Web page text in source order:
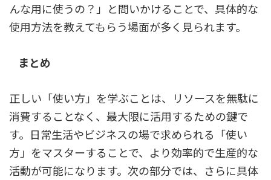
んな用に使うの？」と問いかけることで、具体的な
使用方法を教えてもらう場面が多く見られます。
まとめ
正しい「使い方」を学ぶことは、リソースを無駄に
消費することなく、最大限に活用するための鍵で
す。日常生活やビジネスの場で求められる「使い
方」をマスターすることで、より効率的で生産的な
活動が可能になります。次の部分では、さらに具体